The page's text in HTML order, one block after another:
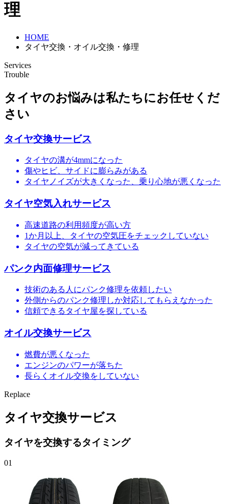
理
HOME
タイヤ交換・オイル交換・修理
Services
Trouble
タイヤのお悩みは私たちにお任せくだ
さい
タイヤ交換サービス
タイヤの溝が4mmになった
傷やヒビ、サイドに膨らみがある
タイヤノイズが大きくなった、乗り心地が悪くなった
タイヤ空気入れサービス
高速道路の利用頻度が高い方
1か月以上、タイヤの空気圧をチェックしていない
タイヤの空気が減ってきている
パンク内面修理サービス
技術のある人にパンク修理を依頼したい
外側からのパンク修理しか対応してもらえなかった
信頼できるタイヤ屋を探している
オイル交換サービス
燃費が悪くなった
エンジンのパワーが落ちた
長らくオイル交換をしていない
Replace
タイヤ交換サービス
タイヤを交換するタイミング
01